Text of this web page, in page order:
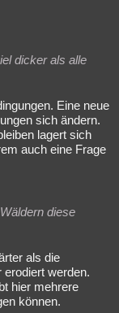
dicker als alle
Eine neue
sich ändern.
lagert sich
auch eine Frage
diese
als die
werden.
hier mehrere
können.